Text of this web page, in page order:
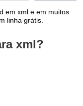
em xml e em muitos
linha grátis.
xml?